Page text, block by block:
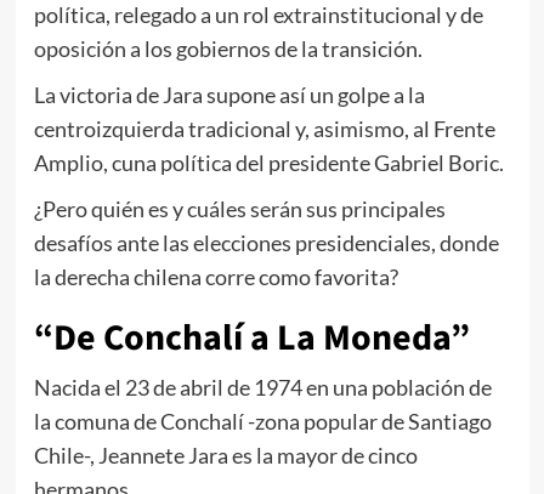
política, relegado a un rol extrainstitucional y de
oposición a los gobiernos de la transición.
La victoria de Jara supone así un golpe a la
centroizquierda tradicional y, asimismo, al Frente
Amplio, cuna política del presidente Gabriel Boric.
¿Pero quién es y cuáles serán sus principales
desafíos ante las elecciones presidenciales, donde
la derecha chilena corre como favorita?
“De Conchalí a La Moneda”
Nacida el 23 de abril de 1974 en una población de
la comuna de Conchalí -zona popular de Santiago
Chile-, Jeannete Jara es la mayor de cinco